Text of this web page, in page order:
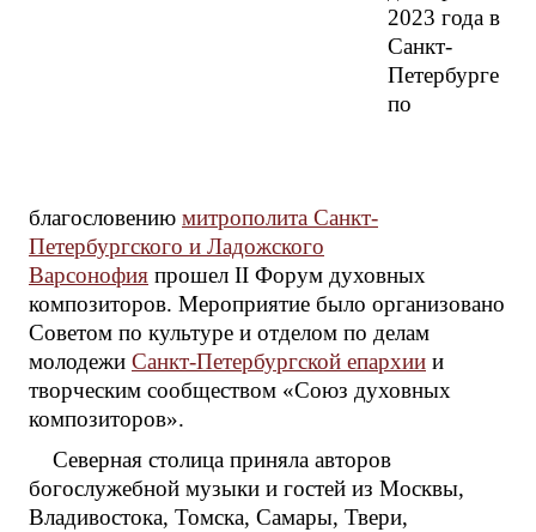
2023 года в
Санкт-
Петербурге
по
благословению митрополита Санкт-
Петербургского и Ладожского
Варсонофия прошел II Форум духовных
композиторов. Мероприятие было организовано
Советом по культуре и отделом по делам
молодежи Санкт-Петербургской епархии и
творческим сообществом «Союз духовных
композиторов».
Северная столица приняла авторов
богослужебной музыки и гостей из Москвы,
Владивостока, Томска, Самары, Твери,